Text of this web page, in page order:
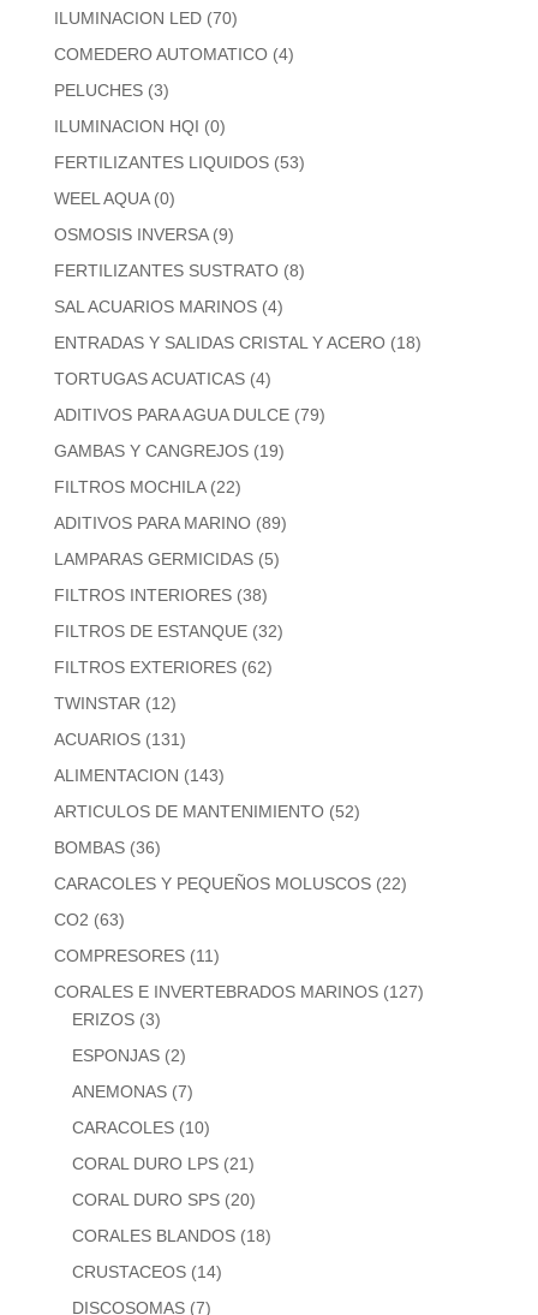
ILUMINACION LED (70)
COMEDERO AUTOMATICO (4)
PELUCHES (3)
ILUMINACION HQI (0)
FERTILIZANTES LIQUIDOS (53)
WEEL AQUA (0)
OSMOSIS INVERSA (9)
FERTILIZANTES SUSTRATO (8)
SAL ACUARIOS MARINOS (4)
ENTRADAS Y SALIDAS CRISTAL Y ACERO (18)
TORTUGAS ACUATICAS (4)
ADITIVOS PARA AGUA DULCE (79)
GAMBAS Y CANGREJOS (19)
FILTROS MOCHILA (22)
ADITIVOS PARA MARINO (89)
LAMPARAS GERMICIDAS (5)
FILTROS INTERIORES (38)
FILTROS DE ESTANQUE (32)
FILTROS EXTERIORES (62)
TWINSTAR (12)
ACUARIOS (131)
ALIMENTACION (143)
ARTICULOS DE MANTENIMIENTO (52)
BOMBAS (36)
CARACOLES Y PEQUEÑOS MOLUSCOS (22)
CO2 (63)
COMPRESORES (11)
CORALES E INVERTEBRADOS MARINOS (127)
ERIZOS (3)
ESPONJAS (2)
ANEMONAS (7)
CARACOLES (10)
CORAL DURO LPS (21)
CORAL DURO SPS (20)
CORALES BLANDOS (18)
CRUSTACEOS (14)
DISCOSOMAS (7)